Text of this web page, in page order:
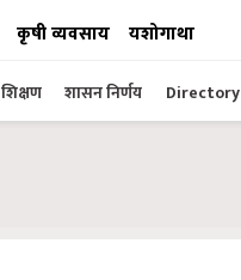
कृषी व्यवसाय यशोगाथा
शिक्षण शासन निर्णय Directory